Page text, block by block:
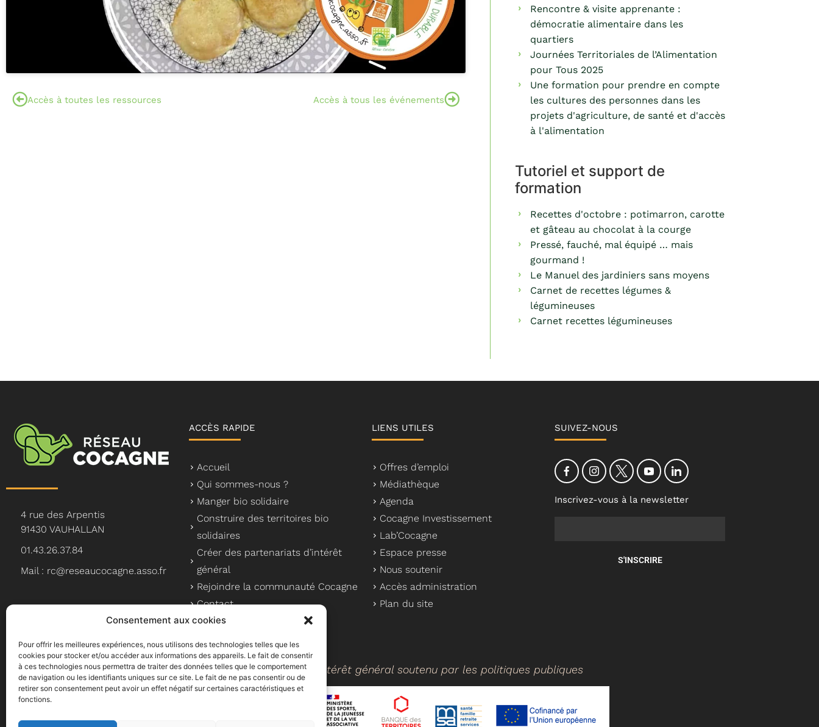
Consentement aux cookies
Pour offrir les meilleures expériences, nous utilisons des technologies telles que les
cookies pour stocker et/ou accéder aux informations des appareils. Le fait de consentir
à ces technologies nous permettra de traiter des données telles que le comportement
de navigation ou les identifiants uniques sur ce site. Le fait de ne pas consentir ou de
retirer son consentement peut avoir un effet négatif sur certaines caractéristiques et
fonctions.
Accès à toutes les ressources Accès à tous les événements
Rencontre & visite apprenante :
démocratie alimentaire dans les
quartiers
Journées Territoriales de l’Alimentation
pour Tous 2025
Une formation pour prendre en compte
les cultures des personnes dans les
projets d'agriculture, de santé et d'accès
à l'alimentation
Tutoriel et support de
formation
Recettes d'octobre : potimarron, carotte
et gâteau au chocolat à la courge
Pressé, fauché, mal équipé … mais
gourmand !
Le Manuel des jardiniers sans moyens
Carnet de recettes légumes &
légumineuses
Carnet recettes légumineuses
4 rue des Arpentis
91430 VAUHALLAN
01.43.26.37.84
Mail : rc@reseaucocagne.asso.fr
ACCÈS RAPIDE
Accueil
Qui sommes-nous ?
Manger bio solidaire
Construire des territoires bio
solidaires
Créer des partenariats d’intérêt
général
Rejoindre la communauté Cocagne
Contact
LIENS UTILES
Offres d’emploi
Médiathèque
Agenda
Cocagne Investissement
Lab’Cocagne
Espace presse
Nous soutenir
Accès administration
Plan du site
SUIVEZ-NOUS
Inscrivez-vous à la newsletter
S'INSCRIRE
Le Réseau Cocagne, un acteur d’intérêt général soutenu par les politiques publiques